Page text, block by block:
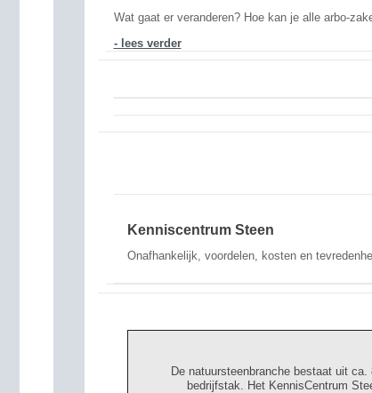
Wat gaat er veranderen? Hoe kan je alle arbo-
- lees verder
Kenniscentrum Steen
Onafhankelijk, voordelen, kosten en
De natuursteenbranche bestaat uit
bedrijfstak. Het KennisCentrum